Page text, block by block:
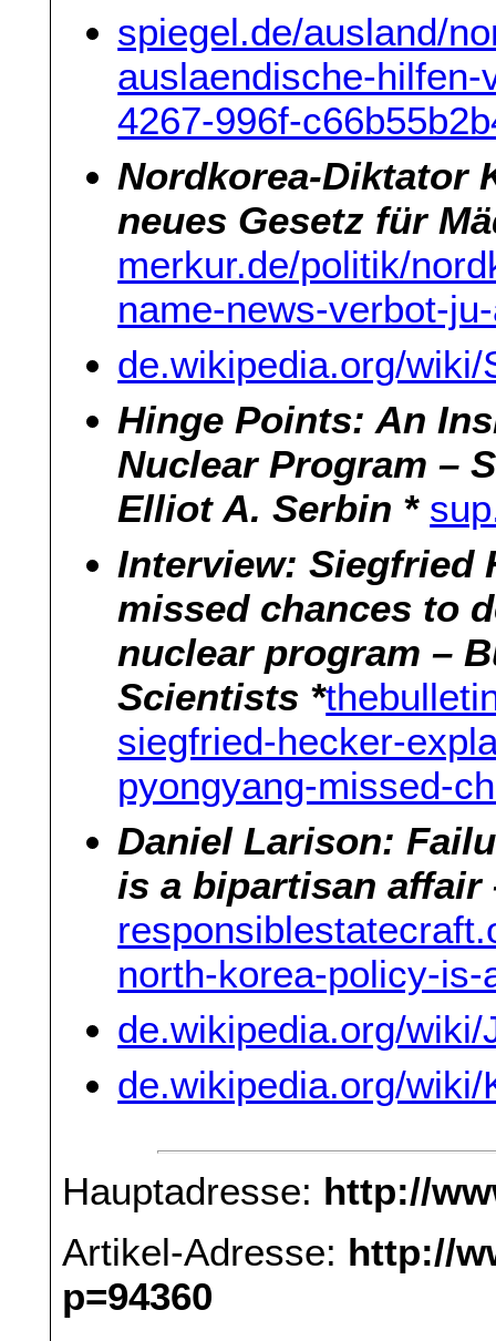
spiegel.de/ausland/
auslaendische-
4267-996f-
Nordkorea-Diktator
neues Gesetz für
merkur.de/politik/
name-news-verbot-
de.wikipedia.org/
Hinge Points: An
Nuclear Program –
Elliot A. Serbin *
Interview: Siegfried
missed chances to
nuclear program –
Scientists *
siegfried-hecker-
pyongyang-missed-
Daniel Larison:
is a bipartisan affair
north-korea-policy-
de.wikipedia.org/
de.wikipedia.org/
Hauptadresse: http://
Artikel-Adresse: http://
p=94360